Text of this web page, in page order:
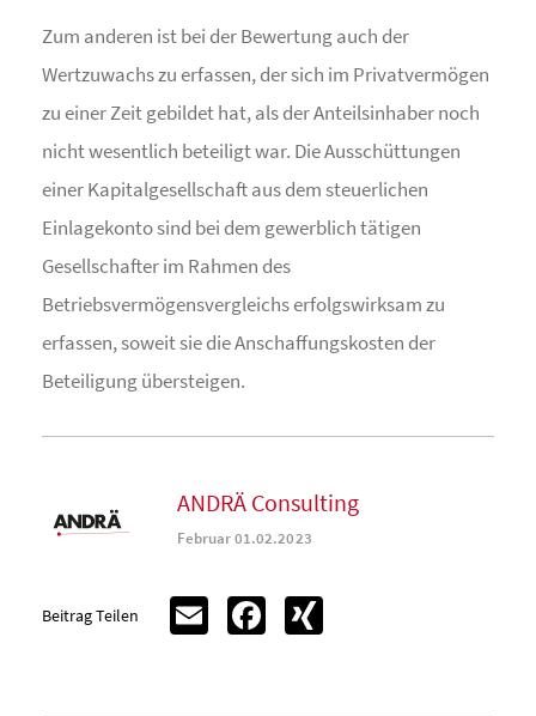
Zum anderen ist bei der Bewertung auch der
Wertzuwachs zu erfassen, der sich im Privatvermögen
zu einer Zeit gebildet hat, als der Anteilsinhaber noch
nicht wesentlich beteiligt war. Die Ausschüttungen
einer Kapitalgesellschaft aus dem steuerlichen
Einlagekonto sind bei dem gewerblich tätigen
Gesellschafter im Rahmen des
Betriebsvermögensvergleichs erfolgswirksam zu
erfassen, soweit sie die Anschaffungskosten der
Beteiligung übersteigen.
ANDRÄ Consulting
Februar 01.02.2023
Beitrag Teilen Email Facebook